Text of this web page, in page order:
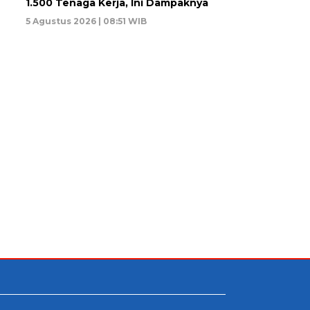
1.500 Tenaga Kerja, Ini Dampaknya
5 Agustus 2026 | 08:51 WIB